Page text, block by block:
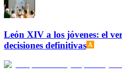
León XIV a los jóvenes: el
decisiones definitivas